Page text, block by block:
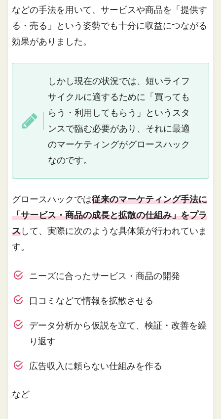
などの手法を用いて、サービスや商品を「提供す
る・売る」という姿勢でも十分に収益につながる
効果がありました。
しかし現在の状況では、短いライフ
サイクルに適するために「買っても
らう・利用してもらう」というスタ
ンスで臨む必要があり、それに最適
のマーケティングがグロースハック
なのです。
グロースハックでは従来のマーケティング手法に
「サービス・商品の成長と拡散の仕組み」をプラ
ス して、実際に次のような具体策が行われていま
す。
ニーズに合ったサービス・商品の開発
口コミなどで情報を拡散させる
データ分析から仮説を立て、検証・改善を繰
り返す
広告収入に頼らない仕組みを作る
など